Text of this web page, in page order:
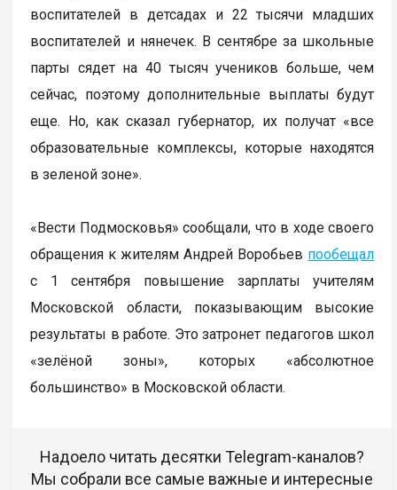
воспитателей в детсадах и 22 тысячи младших
воспитателей и нянечек. В сентябре за школьные
парты сядет на 40 тысяч учеников больше, чем
сейчас, поэтому дополнительные выплаты будут
еще. Но, как сказал губернатор, их получат «все
образовательные комплексы, которые находятся
в зеленой зоне».
«Вести Подмосковья» сообщали, что в ходе своего
обращения к жителям Андрей Воробьев пообещал
с 1 сентября повышение зарплаты учителям
Московской области, показывающим высокие
результаты в работе. Это затронет педагогов школ
«зелёной зоны», которых «абсолютное
большинство» в Московской области.
Надоело читать десятки Telegram-каналов?
Мы собрали все самые важные и интересные